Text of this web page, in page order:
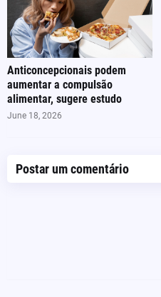
Anticoncepcionais podem
aumentar a compulsão
alimentar, sugere estudo
June 18, 2026
Postar um comentário